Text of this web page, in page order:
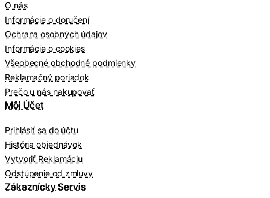
O nás
Informácie o doručení
Ochrana osobných údajov
Informácie o cookies
Všeobecné obchodné podmienky
Reklamačný poriadok
Prečo u nás nakupovať
Môj Účet
Prihlásiť sa do účtu
História objednávok
Vytvoriť Reklamáciu
Odstúpenie od zmluvy
Zákaznícky Servis